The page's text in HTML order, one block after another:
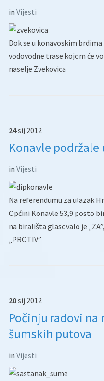
in Vijesti
Dok se u konavoskim
vodovodne trase kojom će
naselje Zvekovica
24sij 2012
Konavle podržale
in Vijesti
Na referendumu za ulazak
Općini Konavle 53,9 posto
na birališta glasovalo je
„PROTIV”
20sij 2012
Počinju radovi
šumskih putova
in Vijesti